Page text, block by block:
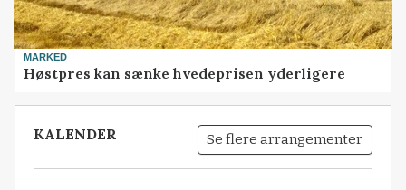
MARKED
Høstpres kan sænke hvedeprisen yderligere
KALENDER Se flere arrangementer